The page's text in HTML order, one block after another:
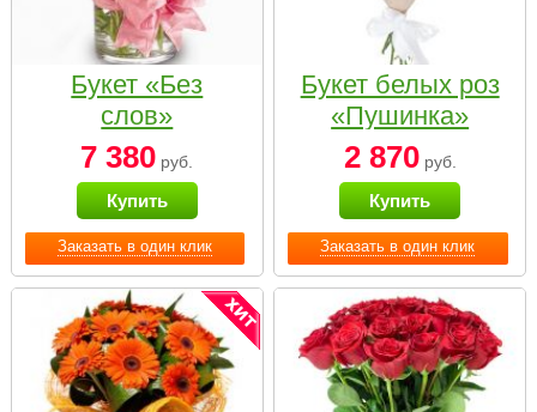
Заказать в один клик
Букет «Без
слов»
7 380 руб.
Купить
Заказать в один клик
Букет белых роз
«Пушинка»
2 870руб.
Купить